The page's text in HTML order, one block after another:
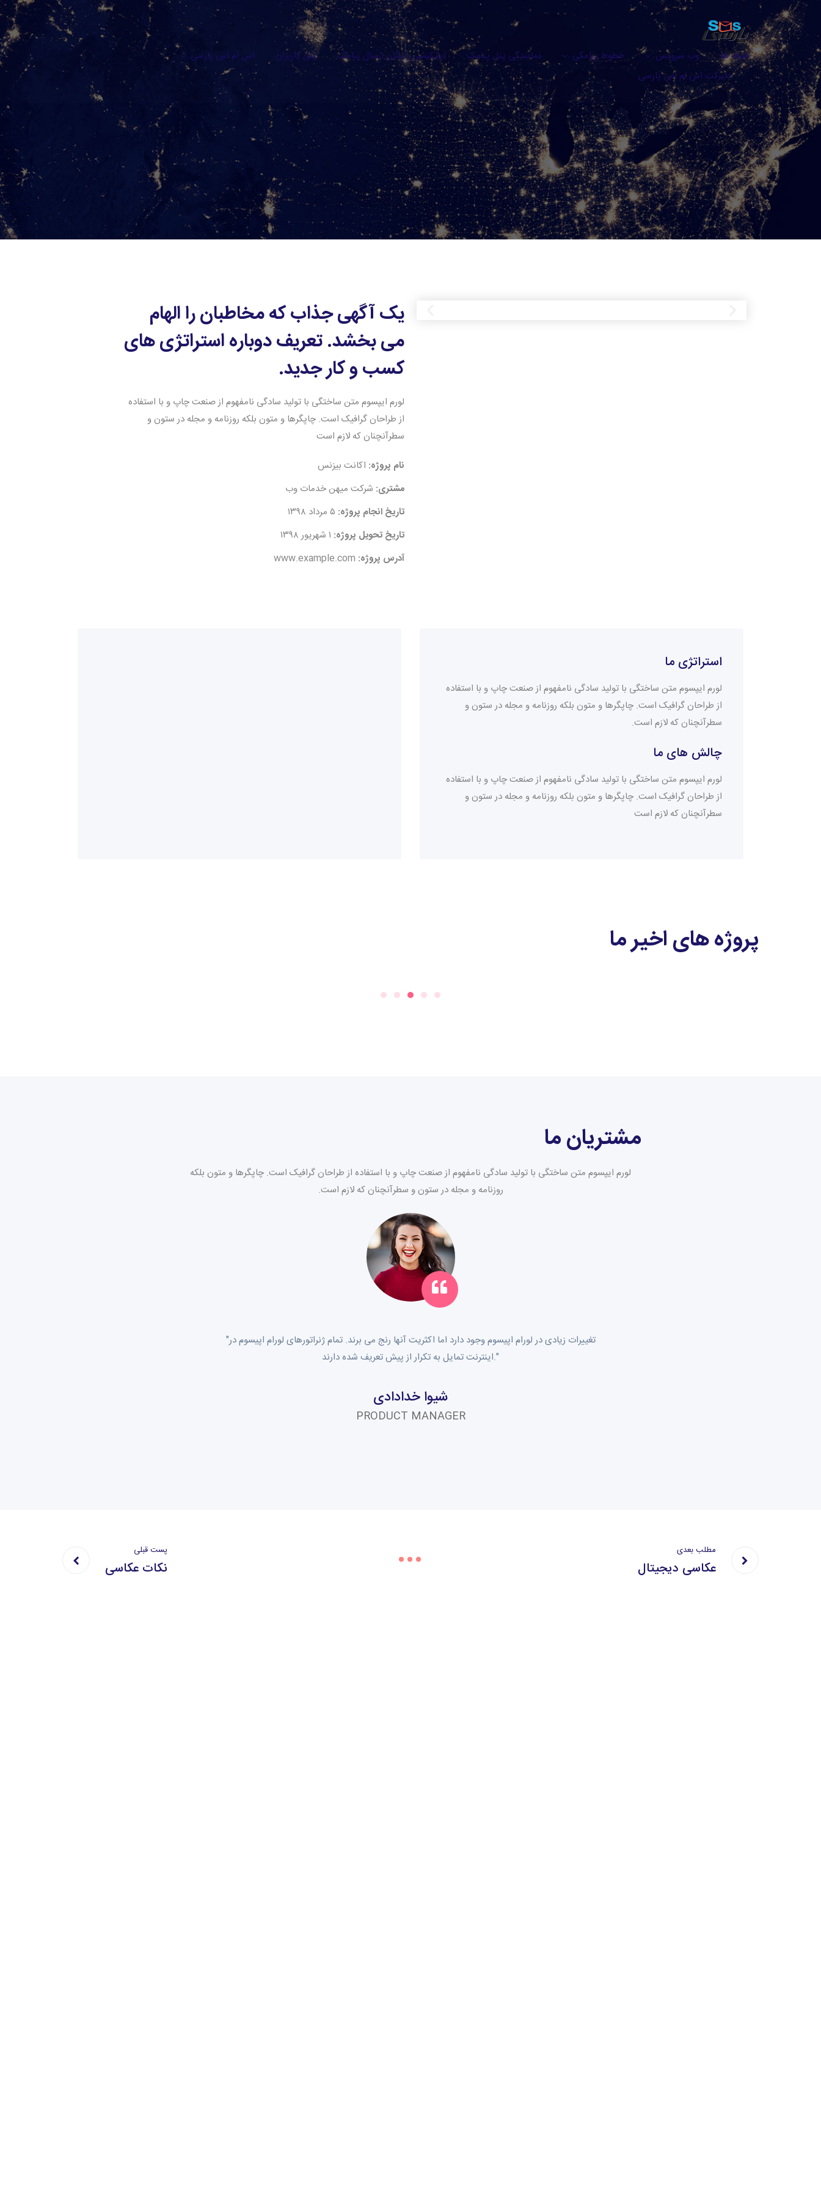
تعرفه ها وب سرویس خطوط پیامکی نمایندگی پنل پیامک اپلیکیشن رایگان ارسال پیامک پنل کاربران
اس ام اس پارسی
دایرکت اس ام اس پارسی
یک آگهی جذاب که مخاطبان را الهام
می بخشد. تعریف دوباره استراتژی های
کسب و کار جدید.
لورم ایپسوم متن ساختگی با تولید سادگی نامفهوم از صنعت چاپ و با استفاده
از طراحان گرافیک است. چاپگرها و متون بلکه روزنامه و مجله در ستون و
سطرآنچنان که لازم است
نام پروژه: اکانت بیزنس
مشتری: شرکت میهن خدمات وب
تاریخ انجام پروژه:
تاریخ تحویل پروژه:
آدرس پروژه:
استراتژی ما
لورم ایپسوم متن ساختگی با تولید سادگی نامفهوم از صنعت چاپ و با استفاده
از طراحان گرافیک است. چاپگرها و متون بلکه روزنامه و مجله در ستون و
سطرآنچنان که لازم است.
چالش های ما
لورم ایپسوم متن ساختگی با تولید سادگی نامفهوم از صنعت چاپ و با استفاده
از طراحان گرافیک است. چاپگرها و متون بلکه روزنامه و مجله در ستون و
سطرآنچنان که لازم است
پروژه های اخیر ما
مشتریان ما
لورم ایپسوم متن ساختگی با تولید سادگی نامفهوم از صنعت چاپ و با استفاده از طراحان گرافیک است. چاپگرها و متون بلکه
روزنامه و مجله در ستون و سطرآنچنان که لازم است.
"تغییرات زیادی در لورام اپیسوم وجود دارد اما اکثریت آنها رنج می برند. تمام ژنراتورهای لورام اپیسوم در
اینترنت تمایل به تکرار از پیش تعریف شده دارند."
شیوا خدادادی
PRODUCT MANAGER
پست قبلی
نکات عکاسی
مطلب بعدی
عکاسی دیجیتال